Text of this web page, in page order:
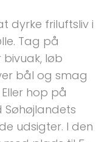
dyrke friluftsliv i
Tag på
bivuak, løb
bål og smag
hop på
udsigter. I den